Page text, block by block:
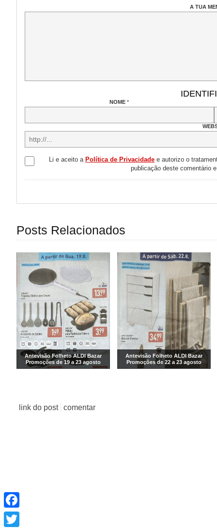
A TUA
NOME*
Li e aceito aPolítica de Privacidade e autorizo o
publicação deste comentário
Posts Relacionados
Antevisão Folheto ALDI Bazar
Promoções de 19 a 23 agosto
Antevisão Folheto ALDI Bazar
Promoções de 22 a 23 agosto
link do post comentar